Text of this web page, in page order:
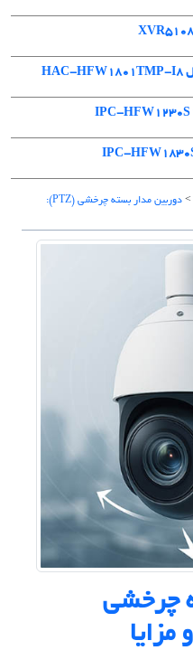
>
دوربین مدار بسته چرخشی (PTZ):
چرخشی